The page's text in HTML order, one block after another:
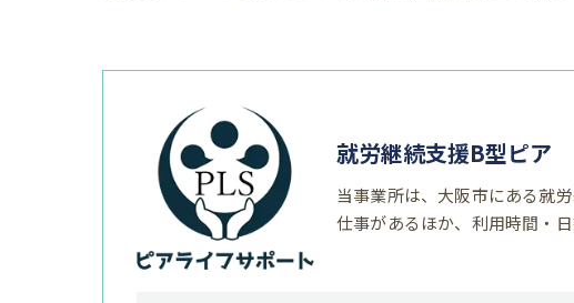
就労継続支援B型ピア
当事業所は、大阪市にある就
仕事があるほか、利用時間・